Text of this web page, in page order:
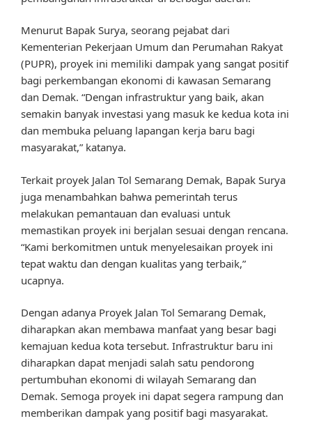
Menurut Bapak Surya, seorang pejabat dari
Kementerian Pekerjaan Umum dan Perumahan Rakyat
(PUPR), proyek ini memiliki dampak yang sangat positif
bagi perkembangan ekonomi di kawasan Semarang
dan Demak. “Dengan infrastruktur yang baik, akan
semakin banyak investasi yang masuk ke kedua kota ini
dan membuka peluang lapangan kerja baru bagi
masyarakat,” katanya.
Terkait proyek Jalan Tol Semarang Demak, Bapak Surya
juga menambahkan bahwa pemerintah terus
melakukan pemantauan dan evaluasi untuk
memastikan proyek ini berjalan sesuai dengan rencana.
“Kami berkomitmen untuk menyelesaikan proyek ini
tepat waktu dan dengan kualitas yang terbaik,”
ucapnya.
Dengan adanya Proyek Jalan Tol Semarang Demak,
diharapkan akan membawa manfaat yang besar bagi
kemajuan kedua kota tersebut. Infrastruktur baru ini
diharapkan dapat menjadi salah satu pendorong
pertumbuhan ekonomi di wilayah Semarang dan
Demak. Semoga proyek ini dapat segera rampung dan
memberikan dampak yang positif bagi masyarakat.